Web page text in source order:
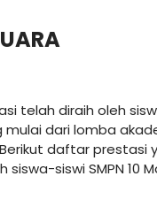
telah diraih oleh
mulai dari lomba
daftar prestasi
siswi SMPN 10